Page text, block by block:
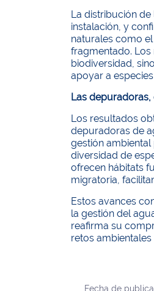
La distribución
instalación, y
naturales como
fragmentado.
biodiversidad,
apoyar a
Las
Los resultados
depuradoras de
gestión
diversidad de
ofrecen hábitats
migratoria,
Estos avances
la gestión del
reafirma su
retos
Fecha de